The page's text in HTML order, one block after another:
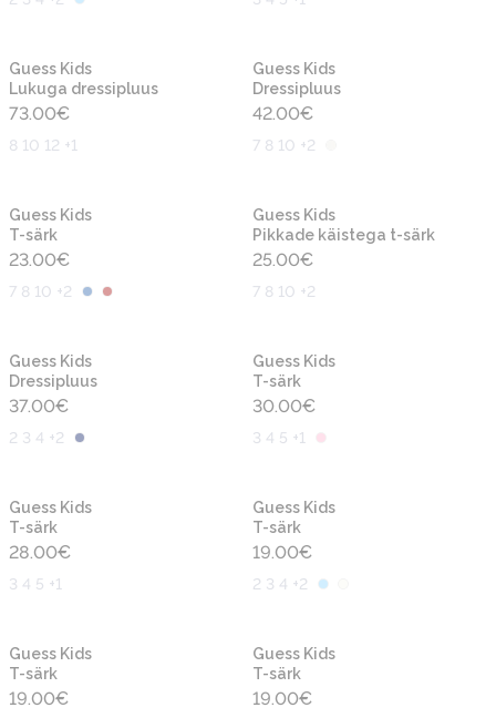
Guess Kids
Lukuga dressipluus
73.00€
8 10 12 +1
Guess Kids
Dressipluus
42.00€
7 8 10 +2
Guess Kids
T-särk
23.00€
7 8 10 +2
Guess Kids
Pikkade käistega t-särk
25.00€
7 8 10 +2
Guess Kids
Dressipluus
37.00€
2 3 4 +2
Guess Kids
T-särk
30.00€
3 4 5 +1
Guess Kids
T-särk
28.00€
3 4 5 +1
Guess Kids
T-särk
19.00€
2 3 4 +2
Guess Kids
T-särk
19.00€
Guess Kids
T-särk
19.00€